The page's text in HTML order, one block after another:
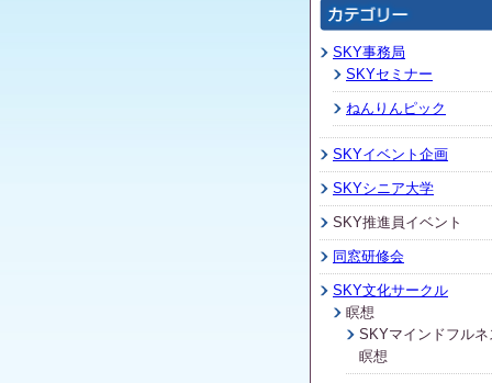
SKY事務局
SKYセミナー
ねんりんピック
SKYイベント企画
SKYシニア大学
SKY推進員イベント
同窓研修会
SKY文化サークル
瞑想
SKYマインドフルネ
瞑想